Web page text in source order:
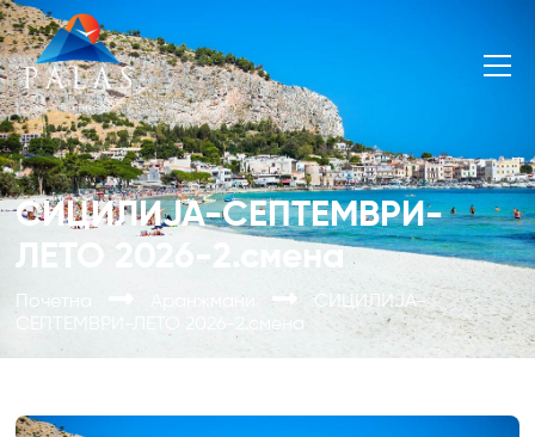
СИЦИЛИЈА-СЕПТЕМВРИ-
ЛЕТО 2026-2.смена
Почетна Аранжмани
СИЦИЛИЈА-
СЕПТЕМВРИ-ЛЕТО 2026-2.смена